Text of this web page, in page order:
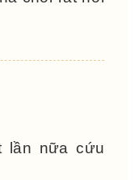
lần nữa cứu